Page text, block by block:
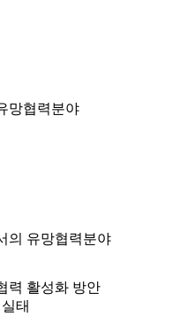
망협력분야
의 유망협력분야
력 활성화 방안
태